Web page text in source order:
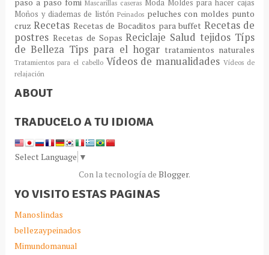
Mascarillas caseras Moda Moldes para hacer cajas
Moños y diademas de listón Peinados peluches con moldes punto
cruzRecetas Recetas de Bocaditos para buffet Recetas de
postres Recetas de SopasReciclaje Saludtejidos Típs
de Belleza Tips para el hogar tratamientos naturales
Tratamientos para el cabello Vídeos de manualidadesVídeos de
relajación
ABOUT
TRADUCELO A TU IDIOMA
Select Language ▼
Con la tecnología de Blogger.
YO VISITO ESTAS PAGINAS
Manoslindas
bellezaypeinados
Mimundomanual